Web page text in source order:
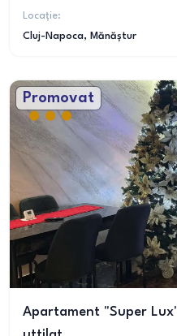
Locație:
Cluj-Napoca, Mănăștur
Promovat
Apartament "Super